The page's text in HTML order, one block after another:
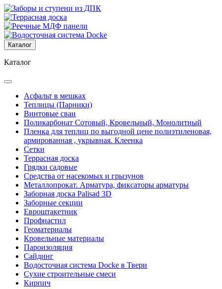
Каталог
Каталог
Асфальт в мешках
Теплицы (Парники)
Винтовые сваи
Поликарбонат Сотовый, Кровельный, Монолитный
Пленка для теплиц по выгодной цене полиэтиленовая,
армированная , укрывная. Клеенка
Сетки
Террасная доска
Грядки садовые
Средства от насекомых и грызунов
Металлопрокат. Арматура, фиксаторы арматуры
Заборная доска Palisad 3D
Заборные секции
Евроштакетник
Профнастил
Геоматериалы
Кровельные материалы
Пароизоляция
Сайдинг
Водосточная система Docke в Твери
Сухие строительные смеси
Кирпич